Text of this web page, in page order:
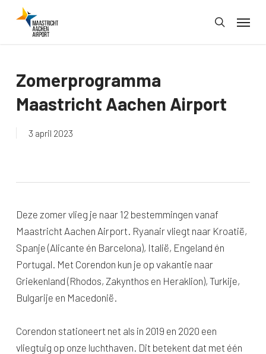
search
Menu
Zomerprogramma
Maastricht Aachen Airport
3 april 2023
Deze zomer vlieg je naar 12 bestemmingen vanaf
Maastricht Aachen Airport. Ryanair vliegt naar Kroatië,
Spanje (Alicante én Barcelona), Italië, Engeland én
Portugal. Met Corendon kun je op vakantie naar
Griekenland (Rhodos, Zakynthos en Heraklion), Turkije,
Bulgarije en Macedonië.
Corendon stationeert net als in 2019 en 2020 een
vliegtuig op onze luchthaven. Dit betekent dat met één